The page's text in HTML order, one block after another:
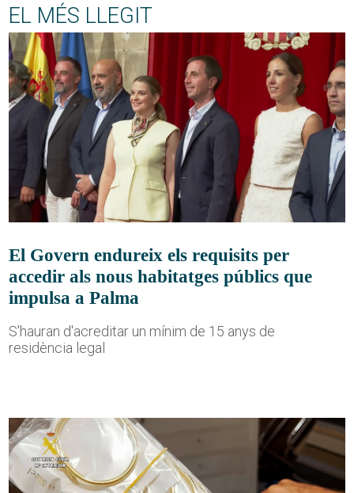
EL MÉS LLEGIT
El Govern endureix els requisits per
accedir als nous habitatges públics que
impulsa a Palma
S'hauran d'acreditar un mínim de 15 anys de
residència legal